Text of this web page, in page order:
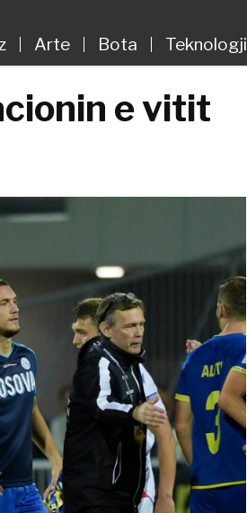
Arte Bota Teknologji
e vitit